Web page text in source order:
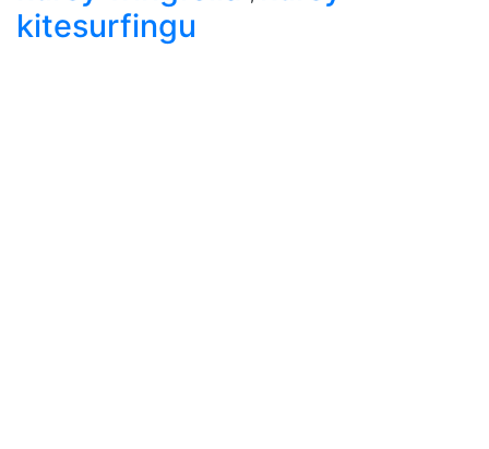
kitesurfingu